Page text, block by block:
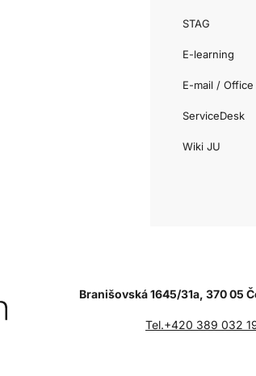
STAG
E-learning
E-mail /
ServiceDesk
Wiki JU
Branišovská 1645/31a, 370 05
Tel.+420 389 032